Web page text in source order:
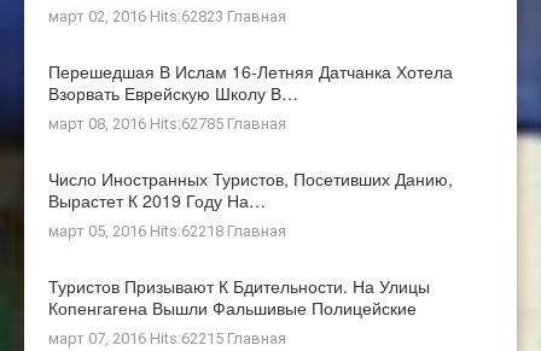
март 02, 2016 Hits:62823 Главная
Перешедшая В Ислам 16-Летняя Датчанка Хотела
Взорвать Еврейскую Школу В…
март 08, 2016 Hits:62785 Главная
Число Иностранных Туристов, Посетивших Данию,
Вырастет К 2019 Году На…
март 05, 2016 Hits:62218 Главная
Туристов Призывают К Бдительности. На Улицы
Копенгагена Вышли Фальшивые Полицейские
март 07, 2016 Hits:62215 Главная